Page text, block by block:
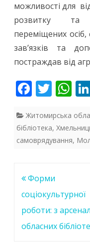
можливості для
розвитку та
переміщених
зав’язків та
постраждав від
F
e
b
o
k
T
itt
er
W
at
s
Житомирська
бібліотека,
самоврядування,
Навігація
записів
Форми
соціокультурної
роботи: з
обласних